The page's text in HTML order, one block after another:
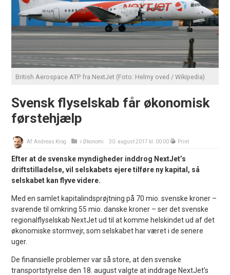
British Aerospace ATP fra NextJet (Foto: Helmy oved / Wikipedia)
Svensk flyselskab får økonomisk
førstehjælp
Af:Andreas Krog i Økonomi 30. august 2017 kl. 00:00 Print
Efter at de svenske myndigheder inddrog NextJet’s
driftstilladelse, vil selskabets ejere tilføre ny kapital, så
selskabet kan flyve videre.
Med en samlet kapitalindsprøjtning på 70 mio. svenske kroner –
svarende til omkring 55 mio. danske kroner – ser det svenske
regionalflyselskab NextJet ud til at komme helskindet ud af det
økonomiske stormvejr, som selskabet har været i de senere
uger.
De finansielle problemer var så store, at den svenske
transportstyrelse den 18. august valgte at inddrage NextJet’s